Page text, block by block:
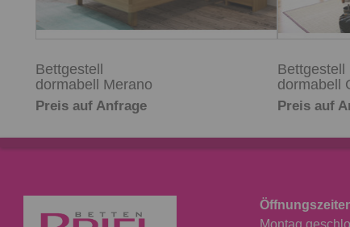
Bettgestell
dormabell Merano
Preis auf Anfrage
Bettgestell
dormabell
Preis auf
Montag